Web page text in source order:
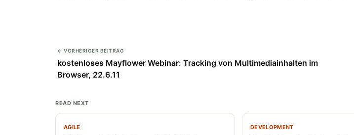
← VORHERIGER BEITRAG
kostenloses Mayflower Webinar: Tracking von Multimediainhalten im
Browser, 22.6.11
READ NEXT
AGILE DEVELOPMENT